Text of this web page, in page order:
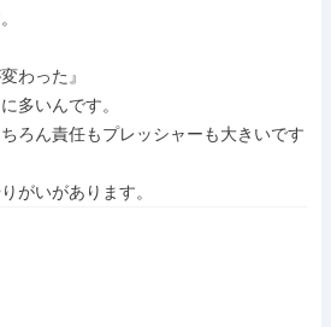
わった』
多いんです。
ろん責任もプレッシャーも大きいです
がいがあります。